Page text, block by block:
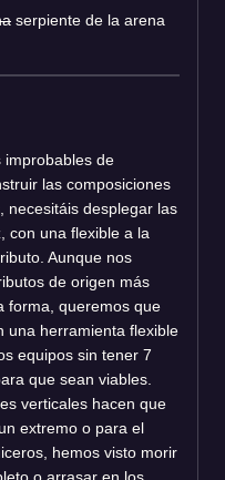
serpiente de la arena
improbables de
las composiciones
necesitáis desplegar las
con una flexible a la
Aunque nos
de origen más
forma, queremos que
una herramienta flexible
equipos sin tener 7
que sean viables.
verticales hacen que
extremo o para el
hemos visto morir